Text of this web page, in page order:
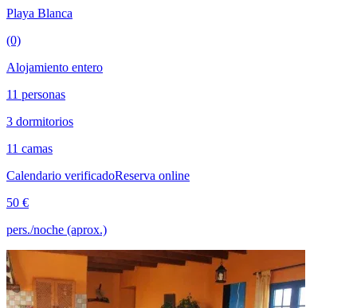
Playa Blanca
(0)
Alojamiento entero
11 personas
3 dormitorios
11 camas
Calendario verificadoReserva online
50 €
pers./noche (aprox.)